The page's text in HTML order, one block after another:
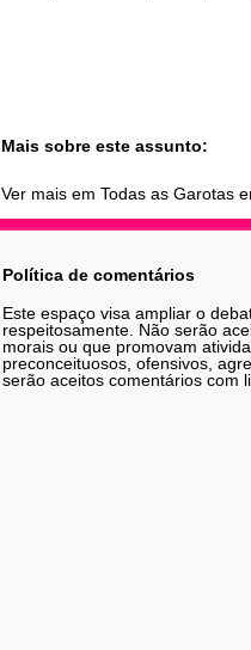
Mais sobre este assunto:
Ver mais em Todas as Garotas
Política de comentários
Este espaço visa ampliar o
respeitosamente. Não serão
morais ou que promovam
preconceituosos, ofensivos,
serão aceitos comentários com